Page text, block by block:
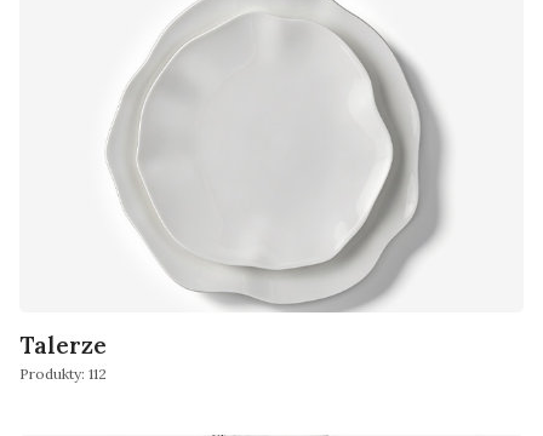
Talerze
Produkty: 112